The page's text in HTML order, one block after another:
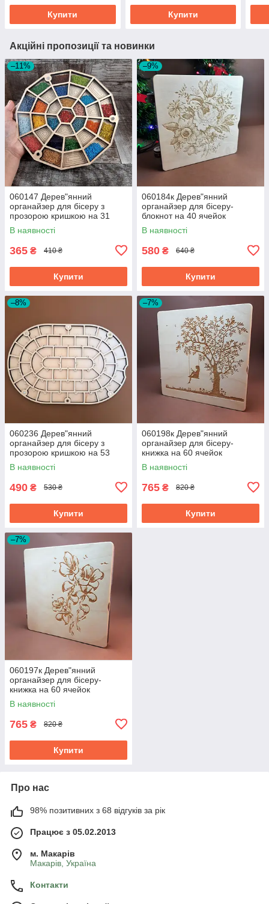
Купити Купити
Акційні пропозиції та новинки
–11%
060147 Дерев"янний
органайзер для бісеру з
прозорою кришкою на 31
ячейку
В наявності
365 ₴ 410 ₴
Купити
–9%
060184к Дерев"янний
органайзер для бісеру-
блокнот на 40 ячейок
В наявності
580 ₴ 640 ₴
Купити
–8%
060236 Дерев"янний
органайзер для бісеру з
прозорою кришкою на 53
пронумерованих ячейок
В наявності
490 ₴ 530 ₴
Купити
–7%
060198к Дерев"янний
органайзер для бісеру-
книжка на 60 ячейок
В наявності
765 ₴ 820 ₴
Купити
–7%
060197к Дерев"янний
органайзер для бісеру-
книжка на 60 ячейок
В наявності
765 ₴ 820 ₴
Купити
Про нас
98% позитивних з 68 відгуків за рік
Працює з 05.02.2013
м. Mакарів
Mакарів, Україна
Контакти